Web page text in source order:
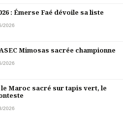
: Émerse Faé dévoile sa liste
2026
Mimosas sacrée championne
2026
: le Maroc sacré sur tapis vert, le
2026